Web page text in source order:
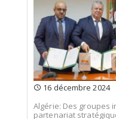
16 décembre 2024
Algérie: Des groupes
partenariat